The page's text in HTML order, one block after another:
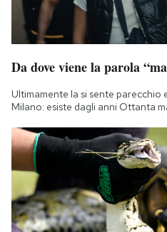
Da dove viene la parola
Ultimamente la si sente parecchio
Milano: esiste dagli anni Ottanta